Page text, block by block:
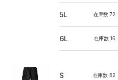
5L 在庫数 72
6L 在庫数 16
S 在庫数 82